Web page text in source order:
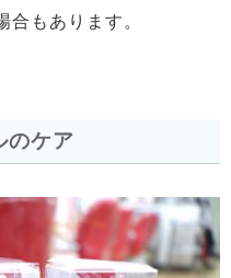
合もあります。
のケア